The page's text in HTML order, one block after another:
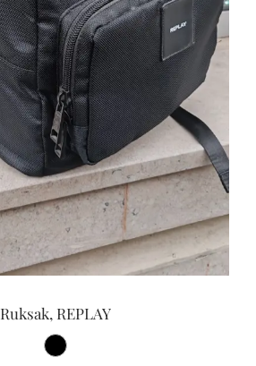
Ruksak, REPLAY